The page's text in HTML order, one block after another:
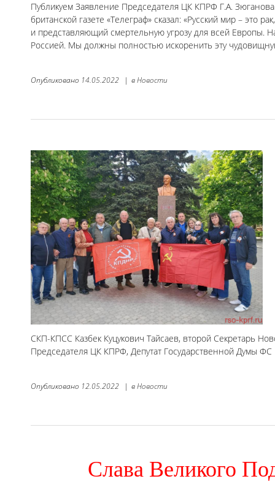
Публикуем Заявление Председателя ЦК КПРФ Г.А.
британской газете «Телеграф» сказал: «Русский мир –
и представляющий смертельную угрозу для всей Европы.
Россией. Мы должны полностью искоренить эту
Опубликовано 14.05.2022 | вНовости
СКП-КПСС Казбек Куцукович Тайсаев, второй Секретарь
Председателя ЦК КПРФ, Депутат Государственной Думы
Опубликовано 12.05.2022 | вНовости
Слава Великого